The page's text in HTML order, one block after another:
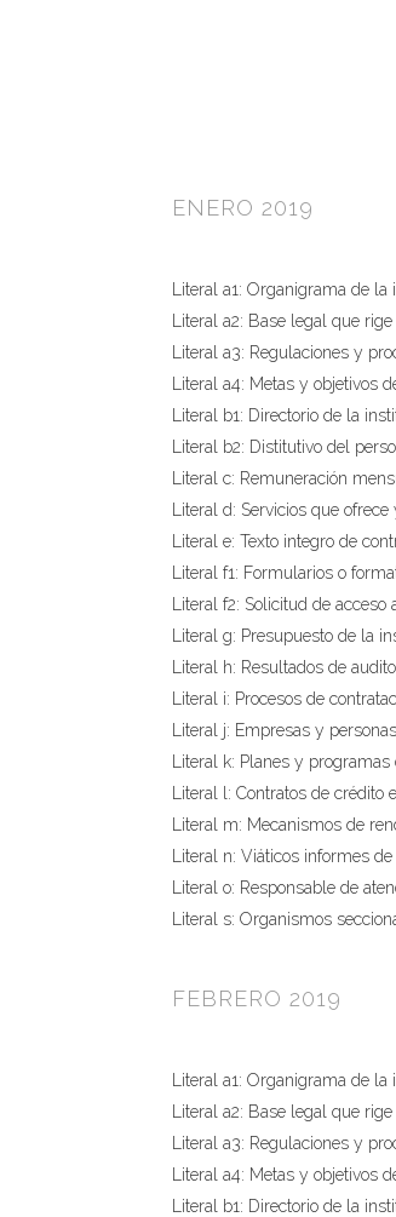
ENERO 2019
Literal a1: Organigrama de la
Literal a2: Base legal que
Literal a3: Regulaciones y
Literal a4: Metas y objetivos
Literal b1: Directorio de la
Literal b2: Distitutivo del
Literal c: Remuneración
Literal d: Servicios que
Literal e: Texto integro de
Literal f1: Formularios o
Literal f2: Solicitud de
Literal g: Presupuesto de la
Literal h: Resultados de
Literal i: Procesos de
Literal j: Empresas y
Literal k: Planes y
Literal l: Contratos de crédito
Literal m: Mecanismos de
Literal n: Viáticos informes
Literal o: Responsable de
Literal s: Organismos
FEBRERO 2019
Literal a1: Organigrama de la
Literal a2: Base legal que
Literal a3: Regulaciones y
Literal a4: Metas y objetivos
Literal b1: Directorio de la